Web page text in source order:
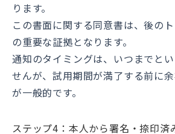
ります。
この書面に関する同意書は、後の
の重要な証拠となります。
通知のタイミングは、いつまでと
せんが、試用期間が満了する前に
が一般的です。
ステップ4：本人から署名・捺印済